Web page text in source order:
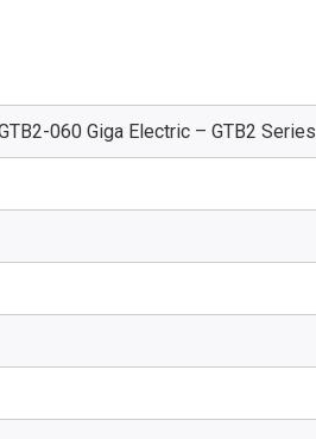
060 Giga Electric – GTB2 Series